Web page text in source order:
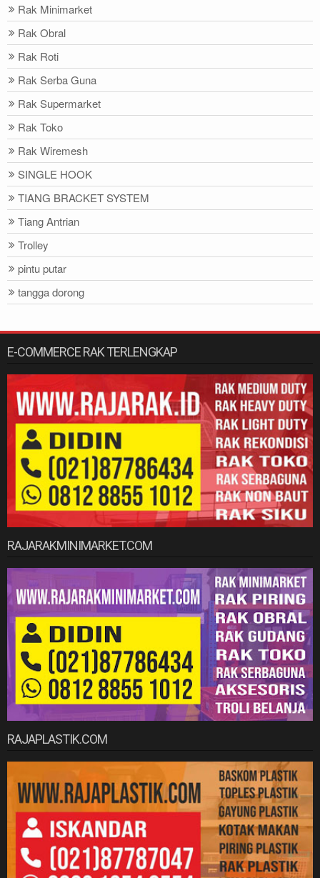
Rak Minimarket
Rak Obral
Rak Roti
Rak Serba Guna
Rak Supermarket
Rak Toko
Rak Wiremesh
SINGLE HOOK
TIANG BRACKET SYSTEM
Tiang Antrian
Trolley
pintu putar
tangga dorong
E-COMMERCE RAK TERLENGKAP
RAJARAKMINIMARKET.COM
RAJAPLASTIK.COM